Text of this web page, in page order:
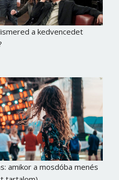
a kedvencedet
amikor a mosdóba menés